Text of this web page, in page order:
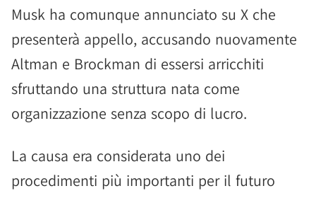
Musk ha comunque annunciato su X che
presenterà appello, accusando nuovamente
Altman e Brockman di essersi arricchiti
sfruttando una struttura nata come
organizzazione senza scopo di lucro.
La causa era considerata uno dei
procedimenti più importanti per il futuro